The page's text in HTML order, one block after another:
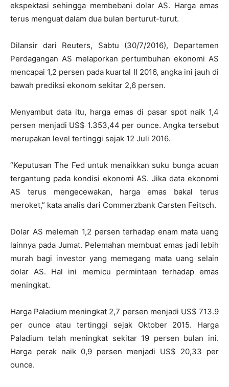
ekspektasi sehingga membebani dolar AS. Harga emas
terus menguat dalam dua bulan berturut-turut.
Dilansir dari Reuters, Sabtu (30/7/2016), Departemen
Perdagangan AS melaporkan pertumbuhan ekonomi AS
mencapai 1,2 persen pada kuartal II 2016, angka ini jauh di
bawah prediksi ekonom sekitar 2,6 persen.
Menyambut data itu, harga emas di pasar spot naik 1,4
persen menjadi US$ 1.353,44 per ounce. Angka tersebut
merupakan level tertinggi sejak 12 Juli 2016.
“Keputusan The Fed untuk menaikkan suku bunga acuan
tergantung pada kondisi ekonomi AS. Jika data ekonomi
AS terus mengecewakan, harga emas bakal terus
meroket,” kata analis dari Commerzbank Carsten Feitsch.
Dolar AS melemah 1,2 persen terhadap enam mata uang
lainnya pada Jumat. Pelemahan membuat emas jadi lebih
murah bagi investor yang memegang mata uang selain
dolar AS. Hal ini memicu permintaan terhadap emas
meningkat.
Harga Paladium meningkat 2,7 persen menjadi US$ 713.9
per ounce atau tertinggi sejak Oktober 2015. Harga
Paladium telah meningkat sekitar 19 persen bulan ini.
Harga perak naik 0,9 persen menjadi US$ 20,33 per
ounce.